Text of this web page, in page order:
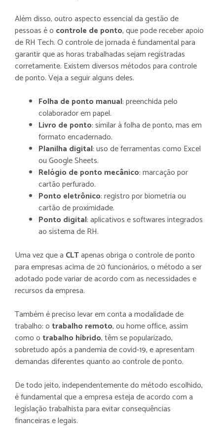
Além disso, outro aspecto essencial da gestão de
pessoas é o controle de ponto, que pode receber apoio
de RH Tech. O controle de jornada é fundamental para
garantir que as horas trabalhadas sejam registradas
corretamente. Existem diversos métodos para controle
de ponto. Veja a seguir alguns deles.
Folha de ponto manual: preenchida pelo
colaborador em papel.
Livro de ponto: similar à folha de ponto, mas em
formato encadernado.
Planilha digital: uso de ferramentas como Excel
ou Google Sheets.
Relógio de ponto mecânico: marcação por
cartão perfurado.
Ponto eletrônico: registro por biometria ou
cartão de proximidade.
Ponto digital: aplicativos e softwares integrados
ao sistema de RH.
Uma vez que a CLTapenas obriga o controle de ponto
para empresas acima de 20 funcionários, o método a ser
adotado pode variar de acordo com as necessidades e
recursos da empresa.
Também é preciso levar em conta a modalidade de
trabalho: o trabalho remoto, ou home office, assim
como o trabalho híbrido, têm se popularizado,
sobretudo após a pandemia de covid-19, e apresentam
demandas diferentes quanto ao controle de ponto.
De todo jeito, independentemente do método escolhido,
é fundamental que a empresa esteja de acordo com a
legislação trabalhista para evitar consequências
financeiras e legais.